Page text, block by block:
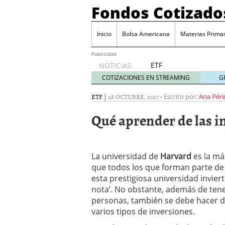
Fondos
Inicio Bolsa Americana Materias
Publicidad
NOTICIAS:
ETF
activos:
el
producto
crece en
Europa y
a llegar
al
inversor
español
febrero
28, 2026
ETF activos: el
COTIZACIONES EN STREAMING
ETF | 28 OCTUBRE, 2017- Escrito por:Ana
Qué aprender de las
La universidad de Harvard es la
que todos los que forman parte
esta prestigiosa universidad
nota’. No obstante, además de
personas, también se debe hacer
varios tipos de inversiones.